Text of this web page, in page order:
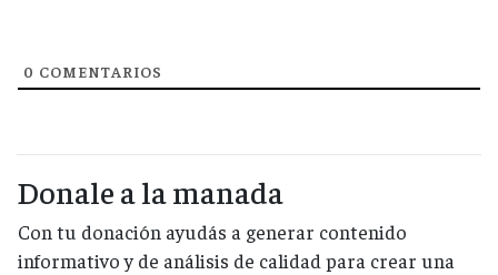
0 COMENTARIOS
Donale a la manada
Con tu donación ayudás a generar contenido
informativo y de análisis de calidad para crear una